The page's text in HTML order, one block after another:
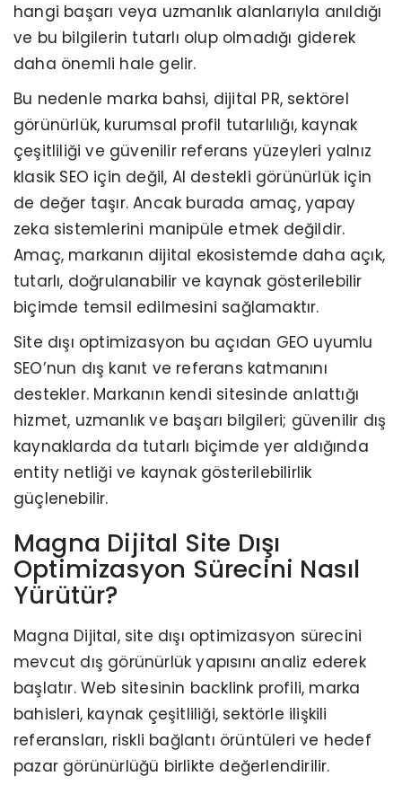
hangi başarı veya uzmanlık alanlarıyla anıldığı
ve bu bilgilerin tutarlı olup olmadığı giderek
daha önemli hale gelir.
Bu nedenle marka bahsi, dijital PR, sektörel
görünürlük, kurumsal profil tutarlılığı, kaynak
çeşitliliği ve güvenilir referans yüzeyleri yalnız
klasik SEO için değil, AI destekli görünürlük için
de değer taşır. Ancak burada amaç, yapay
zeka sistemlerini manipüle etmek değildir.
Amaç, markanın dijital ekosistemde daha açık,
tutarlı, doğrulanabilir ve kaynak gösterilebilir
biçimde temsil edilmesini sağlamaktır.
Site dışı optimizasyon bu açıdan GEO uyumlu
SEO’nun dış kanıt ve referans katmanını
destekler. Markanın kendi sitesinde anlattığı
hizmet, uzmanlık ve başarı bilgileri; güvenilir dış
kaynaklarda da tutarlı biçimde yer aldığında
entity netliği ve kaynak gösterilebilirlik
güçlenebilir.
Magna Dijital Site Dışı
Optimizasyon Sürecini Nasıl
Yürütür?
Magna Dijital, site dışı optimizasyon sürecini
mevcut dış görünürlük yapısını analiz ederek
başlatır. Web sitesinin backlink profili, marka
bahisleri, kaynak çeşitliliği, sektörle ilişkili
referansları, riskli bağlantı örüntüleri ve hedef
pazar görünürlüğü birlikte değerlendirilir.